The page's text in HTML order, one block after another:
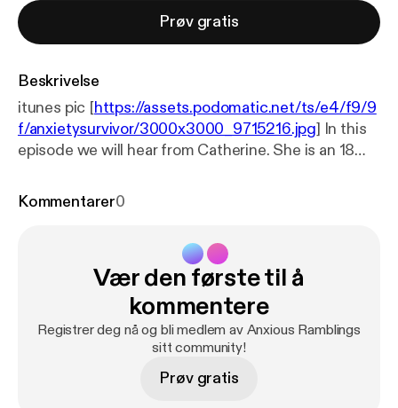
Prøv gratis
Beskrivelse
itunes pic [https://assets.podomatic.net/ts/e4/f9/9
f/anxietysurvivor/3000x3000_9715216.jpg] In this
episode we will hear from Catherine. She is an 18
her experience with mental illness as well as other
Kommentarer0
Vær den første til å
kommentere
Registrer deg nå og bli medlem av Anxious Ramblings
sitt community!
Prøv gratis